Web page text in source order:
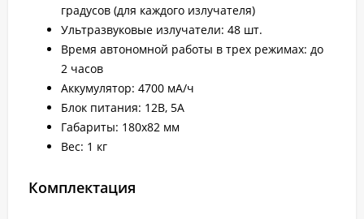
градусов (для каждого излучателя)
Ультразвуковые излучатели: 48 шт.
Время автономной работы в трех режимах: до
2 часов
Аккумулятор: 4700 мА/ч
Блок питания: 12В, 5А
Габариты: 180х82 мм
Вес: 1 кг
Комплектация